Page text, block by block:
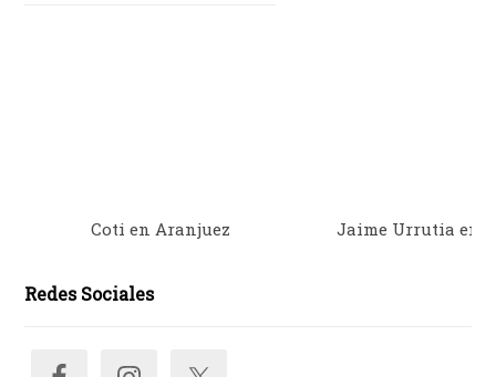
Coti en Aranjuez Jaime Urrutia en
Redes Sociales